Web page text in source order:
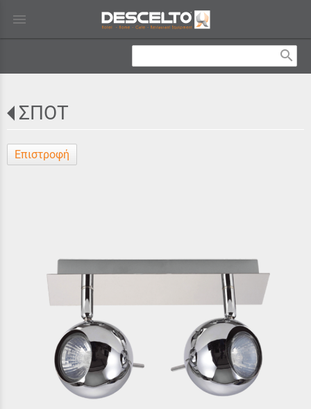
menu
search
ΣΠΟΤ
Επιστροφή